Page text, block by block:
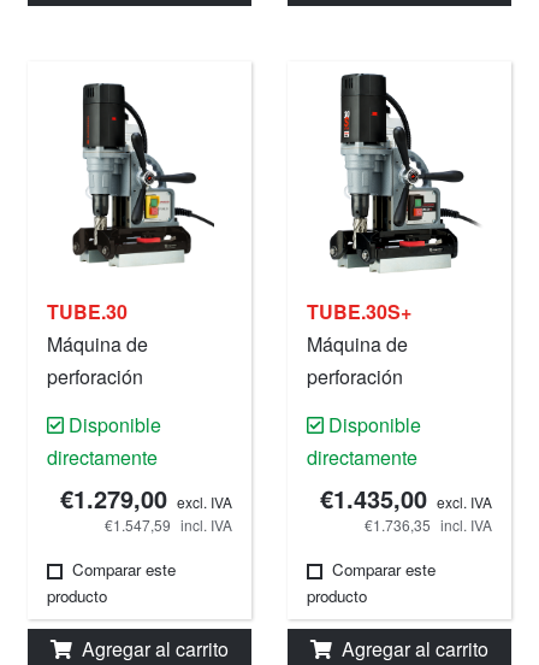
TUBE.30
Máquina de
perforación
220 V.
Disponible
directamente
€1.279,00 excl. IVA
€1.547,59 incl. IVA
Comparar este
producto
Agregar al carrito
TUBE.30S+
Máquina de
perforación
220 V.
Disponible
directamente
€1.435,00 excl. IVA
€1.736,35 incl. IVA
Comparar este
producto
Agregar al carrito